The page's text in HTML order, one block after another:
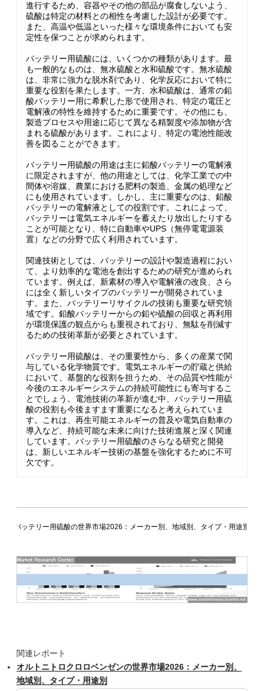
進行するため、容器やその他の部品が腐食しないよう、
硫酸は特定の材料との相性を考慮した設計が必要です。
また、高温や低温といった様々な環境条件においても安
定性を保つことが求められます。
バッテリー用硫酸には、いくつかの種類があります。最
も一般的なものは、無水硫酸と水和硫酸です。無水硫酸
は、非常に強力な脱水剤であり、化学反応において特に
重要な役割を果たします。一方、水和硫酸は、通常の鉛
酸バッテリー用に希釈した形で使用され、特定の電圧と
電解液の特性を維持するために重要です。その他にも、
製造プロセスや用途に応じて異なる精製度や添加物が含
まれる硫酸があります。これにより、特定の電池性能改
善を図ることができます。
バッテリー用硫酸の用途は主に鉛酸バッテリーの電解液
に限定されますが、他の用途としては、化学工業での中
間体や溶媒、農業における肥料の製造、金属の処理など
にも使用されています。しかし、主に重要なのは、鉛酸
バッテリーの電解液としての役割です。これによって、
バッテリーは電気エネルギーを蓄えたり放出したりする
ことが可能となり、特に自動車やUPS（無停電電源装
置）などの分野で広く利用されています。
関連技術としては、バッテリーの設計や製造過程におい
て、より効率的な電池を創出するための研究が進められ
ています。例えば、新素材の導入や電解液の改良、さら
には全く新しいタイプのバッテリーが開発されていま
す。また、バッテリーリサイクルの技術も重要な研究領
域です。鉛酸バッテリーからの鉛や硫酸の回収と再利用
が環境保護の観点からも重視されており、無駄を削減す
るための技術革新が必要とされています。
バッテリー用硫酸は、その重要性から、多くの産業で関
与している化学物質です。電気エネルギーの貯蔵と供給
において、基盤的な役割を担うため、その品質や性能が
今後のエネルギーシステムの持続可能性にも寄与するこ
とでしょう。電池技術の革新が進む中、バッテリー用硫
酸の役割も今後ますます重要になると考えられていま
す。これは、再生可能エネルギーの普及や電気自動車の
導入など、持続可能な未来に向けた技術進展と深く関連
しています。バッテリー用硫酸のさらなる研究と開発
は、新しいエネルギー技術の基盤を強化するために不可
欠です。
バッテリー用硫酸の世界市場2026：メーカー別、地域別、タイプ・用途別
関連レポート
オルトニトロクロロベンゼンの世界市場2026：メーカー別、
地域別、タイプ・用途別